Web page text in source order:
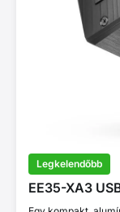
Legkelendőbb
EE35-XA3